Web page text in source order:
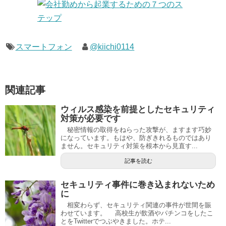
スマートフォン @kiichi0114
関連記事
ウィルス感染を前提としたセキュリティ
対策が必要です
秘密情報の取得をねらった攻撃が、ますます巧妙
になっています。もはや、防ぎきれるものではあり
ません。セキュリティ対策を根本から見直す...
記事を読む
セキュリティ事件に巻き込まれないため
に
相変わらず、セキュリティ関連の事件が世間を賑
わせています。 高校生が飲酒やパチンコをしたこ
とをTwitterでつぶやきました。ホテ...